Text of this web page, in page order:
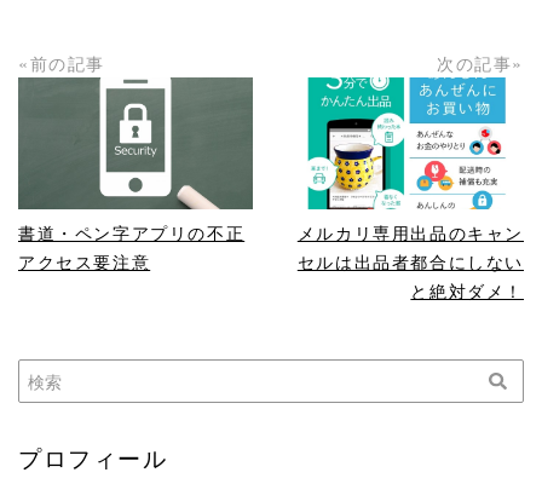
«前の記事
READ MORE
書道・ペン字アプリの不正
アクセス要注意
次の記事»
READ MORE
メルカリ専用出品のキャン
セルは出品者都合にしない
と絶対ダメ！
プロフィール